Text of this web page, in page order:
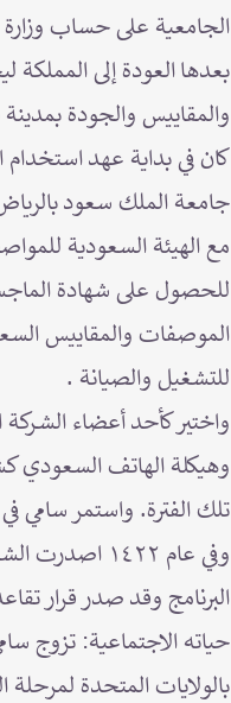
الجامعية على حساب وزارة
بعدها العودة إلى
والمقاييس والجودة
كان في بداية عهد
جامعة الملك سعود
للحصول على شهادة
الموصفات والمقاييس
للتشغيل والصيانة .
وهيكلة الهاتف السعودي
تلك الفترة. واستمر سامي
وفي عام ١٤٢٢
البرنامج وقد صدر قرار تقاعده عام 2001م وذلك قبل ان يتم السن
حياته الاجتماعية: تزوج
بالولايات المتحدة لمرحلة